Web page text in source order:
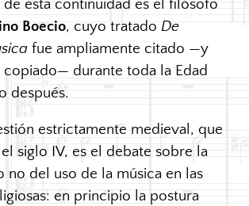
de esta continuidad es el filósofo
Boecio, cuyo tratado De
fue ampliamente citado —y
durante toda la Edad
después.
estrictamente medieval, que
siglo IV, es el debate sobre la
no del uso de la música en las
en principio la postura